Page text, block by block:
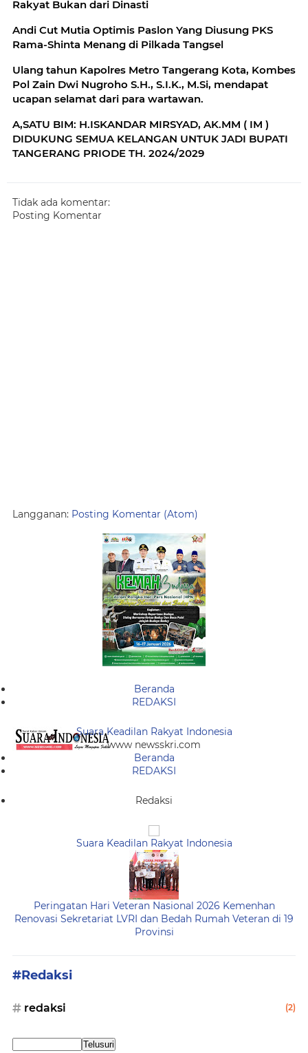
Rakyat Bukan dari Dinasti
Andi Cut Mutia Optimis Paslon Yang Diusung PKS
Rama-Shinta Menang di Pilkada Tangsel
Ulang tahun Kapolres Metro Tangerang Kota, Kombes
Pol Zain Dwi Nugroho S.H., S.I.K., M.Si, mendapat
ucapan selamat dari para wartawan.
A,SATU BIM: H.ISKANDAR MIRSYAD, AK.MM ( IM )
DIDUKUNG SEMUA KELANGAN UNTUK JADI BUPATI
TANGERANG PRIODE TH. 2024/2029
Tidak ada komentar:
Posting Komentar
Langganan: Posting Komentar (Atom)
Beranda
REDAKSI
Suara Keadilan Rakyat Indonesia
www newsskri.com
Beranda
REDAKSI
Redaksi
Suara Keadilan Rakyat Indonesia
Peringatan Hari Veteran Nasional 2026 Kemenhan
Renovasi Sekretariat LVRI dan Bedah Rumah Veteran di 19
Provinsi
#Redaksi
redaksi (2)